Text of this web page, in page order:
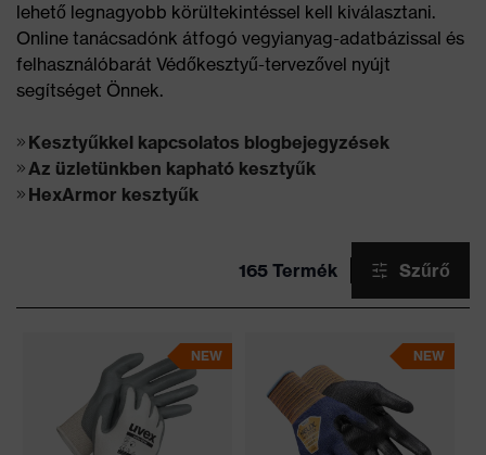
lehető legnagyobb körültekintéssel kell kiválasztani.
Online tanácsadónk átfogó vegyianyag-adatbázissal és
felhasználóbarát Védőkesztyű-tervezővel nyújt
segítséget Önnek.
Kesztyűkkel kapcsolatos blogbejegyzések
Az üzletünkben kapható kesztyűk
HexArmor kesztyűk
165 Termék Szűrő
NEW NEW